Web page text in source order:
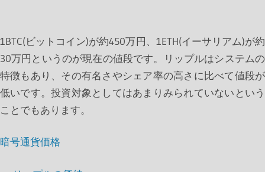
1BTC(ビットコイン)が約450万円、1ETH(イーサリアム)が約
30万円というのが現在の値段です。リップルはシステムの
特徴もあり、その有名さやシェア率の高さに比べて値段が
低いです。投資対象としてはあまりみられていないという
ことでもあります。
暗号通貨価格